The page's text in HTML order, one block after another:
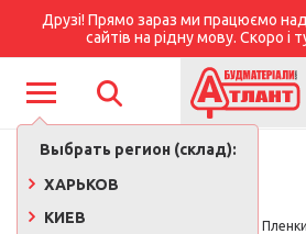
Друзі! Прямо зараз ми працюємо
сайтів на рідну мову. Скоро і
Выбрать регион (склад):
ХАРЬКОВ
КИЕВ
Главная